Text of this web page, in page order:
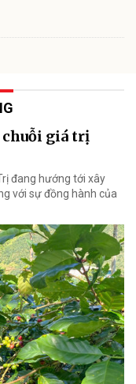
chuỗi giá trị
đang hướng tới xây
với sự đồng hành của